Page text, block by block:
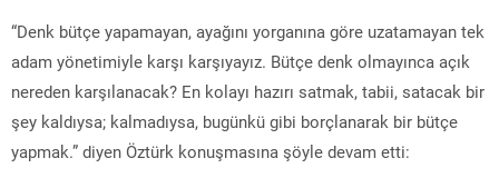
“Denk bütçe yapamayan, ayağını yorganına göre uzatamayan tek
adam yönetimiyle karşı karşıyayız. Bütçe denk olmayınca açık
nereden karşılanacak? En kolayı hazırı satmak, tabii, satacak bir
şey kaldıysa; kalmadıysa, bugünkü gibi borçlanarak bir bütçe
yapmak.” diyen Öztürk konuşmasına şöyle devam etti: